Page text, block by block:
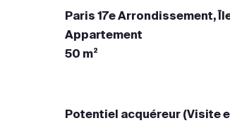
Paris 17e Arrondissement,
Appartement
50 m²
Potentiel acquéreur (Visite